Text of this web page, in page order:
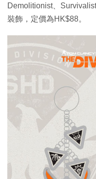
Demolitionist、
裝飾，定價為HK$88。